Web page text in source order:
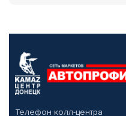
Телефон колл-центра